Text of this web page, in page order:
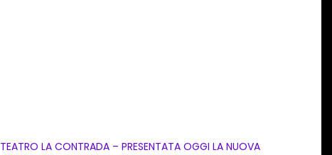
TEATRO LA CONTRADA – PRESENTATA OGGI LA NUOVA